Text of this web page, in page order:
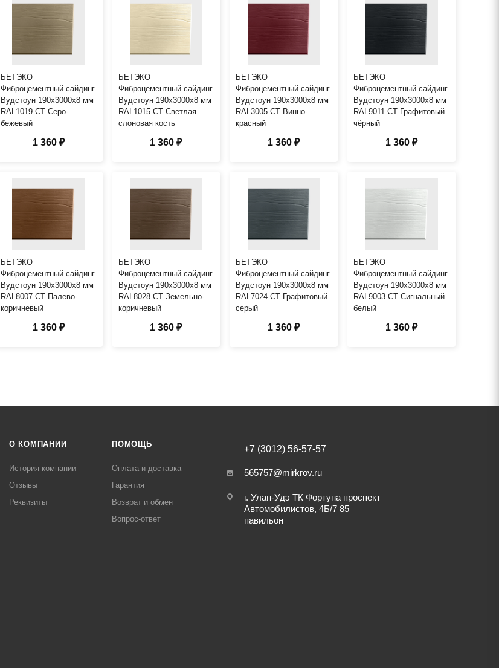
БЕТЭКО
Фиброцементный сайдинг
Вудстоун 190х3000х8 мм
RAL1019 СТ Серо-
бежевый
1 360 ₽
БЕТЭКО
Фиброцементный сайдинг
Вудстоун 190х3000х8 мм
RAL1015 СТ Светлая
слоновая кость
1 360 ₽
БЕТЭКО
Фиброцементный сайдинг
Вудстоун 190х3000х8 мм
RAL3005 СТ Винно-
красный
1 360 ₽
БЕТЭКО
Фиброцементный сайдинг
Вудстоун 190х3000х8 мм
RAL9011 СТ Графитовый
чёрный
1 360 ₽
БЕТЭКО
Фиброцементный сайдинг
Вудстоун 190х3000х8 мм
RAL8007 СТ Палево-
коричневый
1 360 ₽
БЕТЭКО
Фиброцементный сайдинг
Вудстоун 190х3000х8 мм
RAL8028 СТ Земельно-
коричневый
1 360 ₽
БЕТЭКО
Фиброцементный сайдинг
Вудстоун 190х3000х8 мм
RAL7024 СТ Графитовый
серый
1 360 ₽
БЕТЭКО
Фиброцементный сайдинг
Вудстоун 190х3000х8 мм
RAL9003 СТ Сигнальный
белый
1 360 ₽
О КОМПАНИИ
История компании
Отзывы
Реквизиты
ПОМОЩЬ
Оплата и доставка
Гарантия
Возврат и обмен
Вопрос-ответ
+7 (3012) 56-57-57
565757@mirkrov.ru
г. Улан-Удэ ​ТК Фортуна​ проспект
Автомобилистов, 4Б/7 ​85
павильон